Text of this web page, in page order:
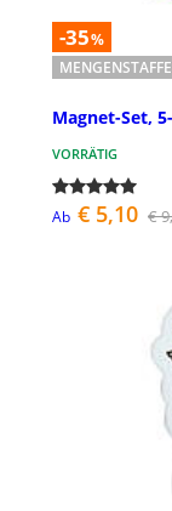
-35%
Magnet-Set,
VORRÄTIG
Ab € 5,10 €